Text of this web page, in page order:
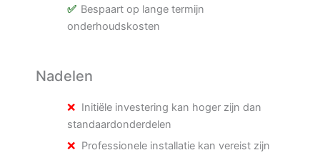
Bespaart op lange termijn
onderhoudskosten
Nadelen
Initiële investering kan hoger zijn dan
standaardonderdelen
Professionele installatie kan vereist zijn